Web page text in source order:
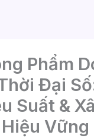
Phẩm
Đại
Suất &
Vững